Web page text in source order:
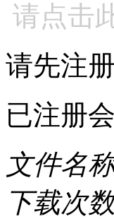
请点击
请先注
已注册
文件名
下载次